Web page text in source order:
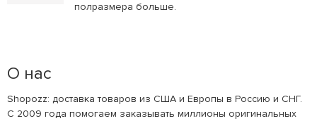
полразмера больше.
О нас
Shopozz: доставка товаров из США и Европы в Россию и СНГ.
С 2009 года помогаем заказывать миллионы оригинальных